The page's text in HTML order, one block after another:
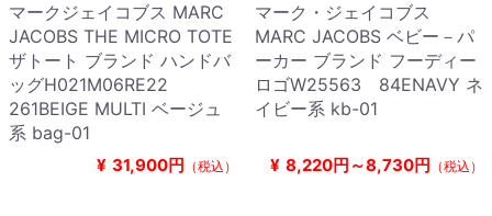
マークジェイコブス MARC
JACOBS THE MICRO TOTE
ザトート ブランド ハンドバ
ッグH021M06RE22
261BEIGE MULTI ベージュ
系 bag-01
¥ 31,900円 （税込）
マーク・ジェイコブス
MARC JACOBS ベビー－パ
ーカー ブランド フーディー
ロゴW25563 84ENAVY ネ
イビー系 kb-01
¥ 8,220円～8,730円 （税込）